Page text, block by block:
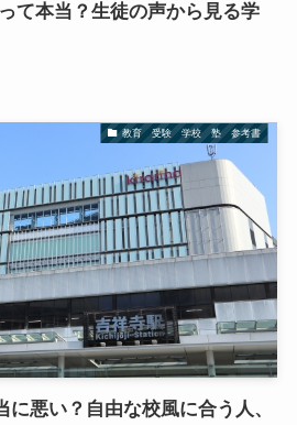
て本当？生徒の声から見る学
教育 受験 学校 塾 参考書
悪い？自由な校風に合う人、